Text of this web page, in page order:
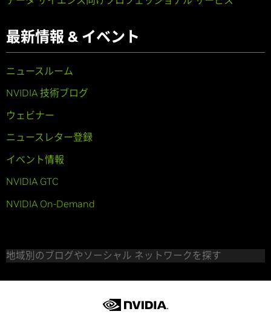
最新情報 & イベント
ニュースルーム
NVIDIA 技術ブログ
ウェビナー
ニュースレター登録
イベント情報
NVIDIA GTC
NVIDIA On-Demand
地域別のブログやソーシャル ネットワークを探す